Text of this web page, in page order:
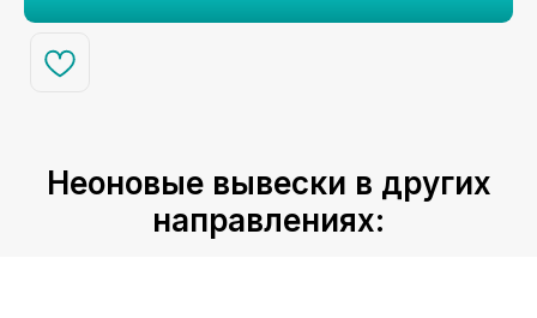
Неоновые вывески в других
направлениях: